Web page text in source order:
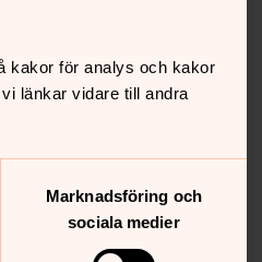
kakor för analys och kakor
länkar vidare till andra
Marknadsföring och
sociala medier